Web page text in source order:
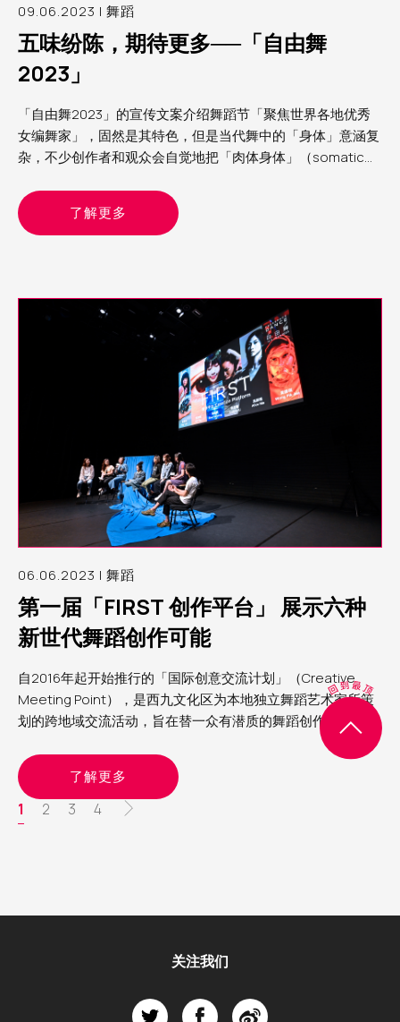
09.06.2023 | 舞蹈
五味纷陈，期待更多──「自由舞
2023」
「自由舞2023」的宣传文案介绍舞蹈节「聚焦世界各地优秀
女编舞家」，固然是其特色，但是当代舞中的「身体」意涵复
杂，不少创作者和观众会自觉地把「肉体身体」（somatic
（intertextuality）理论框架的立论：生理性别不过是组成
「文化个人」的众多面向之一，重要的是察觉面向与面向的交
了解更多
06.06.2023 | 舞蹈
第一届「FIRST 创作平台」 展示六种
新世代舞蹈创作可能
自2016年起开始推行的「国际创意交流计划」（Creative
Meeting Point），是西九文化区为本地独立舞蹈艺术家所策
划的跨地域交流活动，旨在替一众有潜质的舞蹈创作人，连结
海外艺术家及机构，打开视野，刺激创意。适逢今年自由空间
首办「自由舞」，顺理成章也建立了「FIRST创作平台」，邀
请其中六位曾参与「国际创意交流计划」的女舞蹈艺术家，于
四月底及五月头的两个周日黄昏，分两批在自由空间细盒内进
行分享
了解更多
分
页
当
前
1
页
2
页
3
页
4
关注我们